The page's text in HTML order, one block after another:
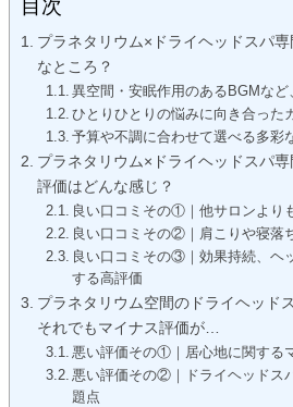
目次
プラネタリウム×ドライヘッドスパ
なところ？
異空間・安眠作用のあるBGMな
ひとりひとりの悩みに向き合った
予算や不調に合わせて選べる多彩
プラネタリウム×ドライヘッドスパ
評価はどんな感じ？
良い口コミその①｜他サロンより
良い口コミその②｜肩こりや寝落
良い口コミその③｜効果持続、ヘ
する高評価
プラネタリウム空間のドライヘッド
それでもマイナス評価が…
悪い評価その①｜居心地に関する
悪い評価その②｜ドライヘッドス
題点